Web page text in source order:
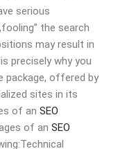
serious
the search
may result in
precisely why you
package, offered by
sites in its
of an SEO
of an SEO